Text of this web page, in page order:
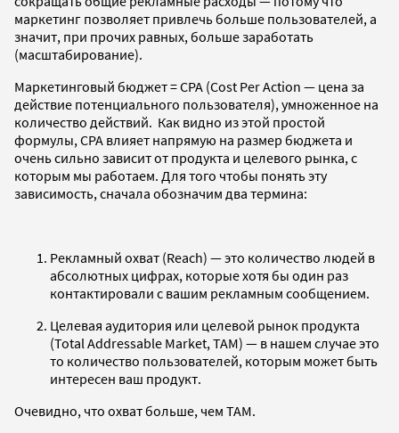
маркетинг позволяет привлечь больше пользователей, а
значит, при прочих равных, больше заработать
(масштабирование).
Маркетинговый бюджет = CPA (Cost Per Action — цена за
действие потенциального пользователя), умноженное на
количество действий. Как видно из этой простой
формулы, CPA влияет напрямую на размер бюджета и
очень сильно зависит от продукта и целевого рынка, с
которым мы работаем. Для того чтобы понять эту
зависимость, сначала обозначим два термина:
Рекламный охват (Reach) — это количество людей в
абсолютных цифрах, которые хотя бы один раз
контактировали с вашим рекламным сообщением.
Целевая аудитория или целевой рынок продукта
(Total Addressable Market, TAM) — в нашем случае это
то количество пользователей, которым может быть
интересен ваш продукт.
Очевидно, что охват больше, чем TAM.